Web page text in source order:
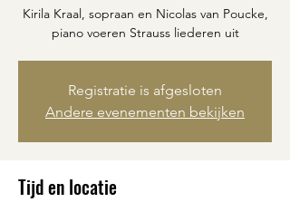
Kirila Kraal, sopraan en Nicolas van Poucke,
piano voeren Strauss liederen uit
Registratie is afgesloten
Andere evenementen bekijken
Tijd en locatie